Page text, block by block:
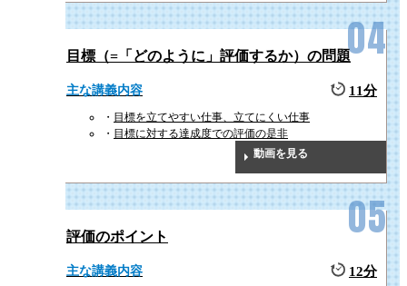
目標（=「どのように」評価するか）の問題
主な講義内容 11分
目標を立てやすい仕事、立てにくい仕事
目標に対する達成度での評価の是非
動画を見る
評価のポイント
主な講義内容 12分